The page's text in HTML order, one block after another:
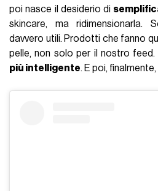
poi nasce il desiderio di
skincare, ma ridimensionarla.
davvero utili. Prodotti che fanno
pelle, non solo per il nostro feed.
più intelligente. E poi,